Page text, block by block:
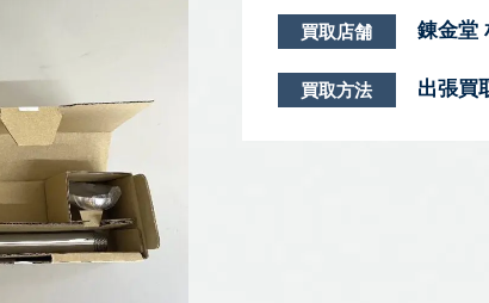
買取店舗 錬金堂
買取方法 出張買